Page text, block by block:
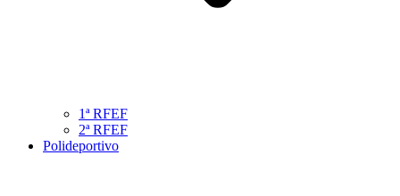
1ª RFEF
2ª RFEF
Polideportivo